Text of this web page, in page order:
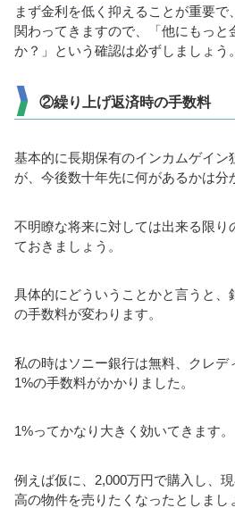
まず金利を低く抑えることが重要で
関わってきますので、「他にもっと
か？」という確認は必ずしましょう。
②繰り上げ返済時の手数料
基本的に長期保有のインカムゲイン
が、今後数十年先に何があるかは分
不明瞭な将来に対しては出来る限り
ておきましょう。
具体的にどういうことかと言うと、
の手数料が変わります。
私の時はソニー銀行は無料、クレデ
1%の手数料がかかりました。
1%ってかなり大きく効いてきます。
例えば仮に、2,000万円で購入し、
高の物件を売りたくなったとしまし